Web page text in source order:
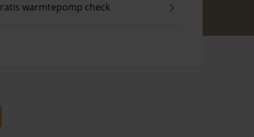
warmtepomp check